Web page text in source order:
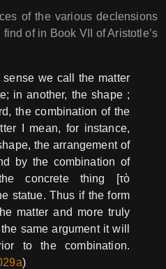
of the various declensions
of in Book VII of Aristotle’s
sense we call the matter
in another, the shape ;
the combination of the
I mean, for instance,
the arrangement of
by the combination of
concrete thing [τὸ
statue. Thus if the form
matter and more truly
same argument it will
to the combination.
)